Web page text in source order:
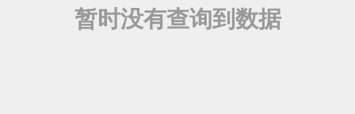
暂时没有查询到数据